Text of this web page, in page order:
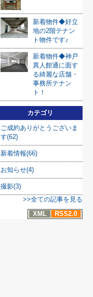
新着物件◆好立
地の2階テナン
ト物件です♪
新着物件◆神戸
異人館通に面す
る綺麗な店舗・
事務所テナン
ト！
カテゴリ
ご成約ありがとうございま
す(62)
新着情報(66)
お知らせ(4)
撮影(3)
>>全ての記事を見る
XML
RSS2.0